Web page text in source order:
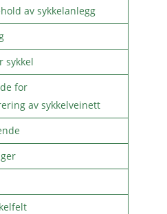
av sykkelanlegg
sykkel
for
av sykkelveinett